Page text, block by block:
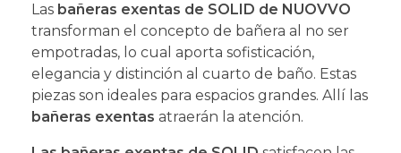
Las bañeras exentas de SOLID de NUOVVO
transforman el concepto de bañera al no ser
empotradas, lo cual aporta sofisticación,
elegancia y distinción al cuarto de baño. Estas
piezas son ideales para espacios grandes. Allí las
bañeras exentas atraerán la atención.